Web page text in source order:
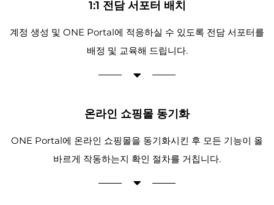
1:1 전담 서포터 배치
계정 생성 및 ONE Portal에 적응하실 수 있도록 전담 서포터를
배정 및 교육해 드립니다.
온라인 쇼핑몰 동기화
ONE Portal에 온라인 쇼핑몰을 동기화시킨 후 모든 기능이 올
바르게 작동하는지 확인 절차를 거칩니다.